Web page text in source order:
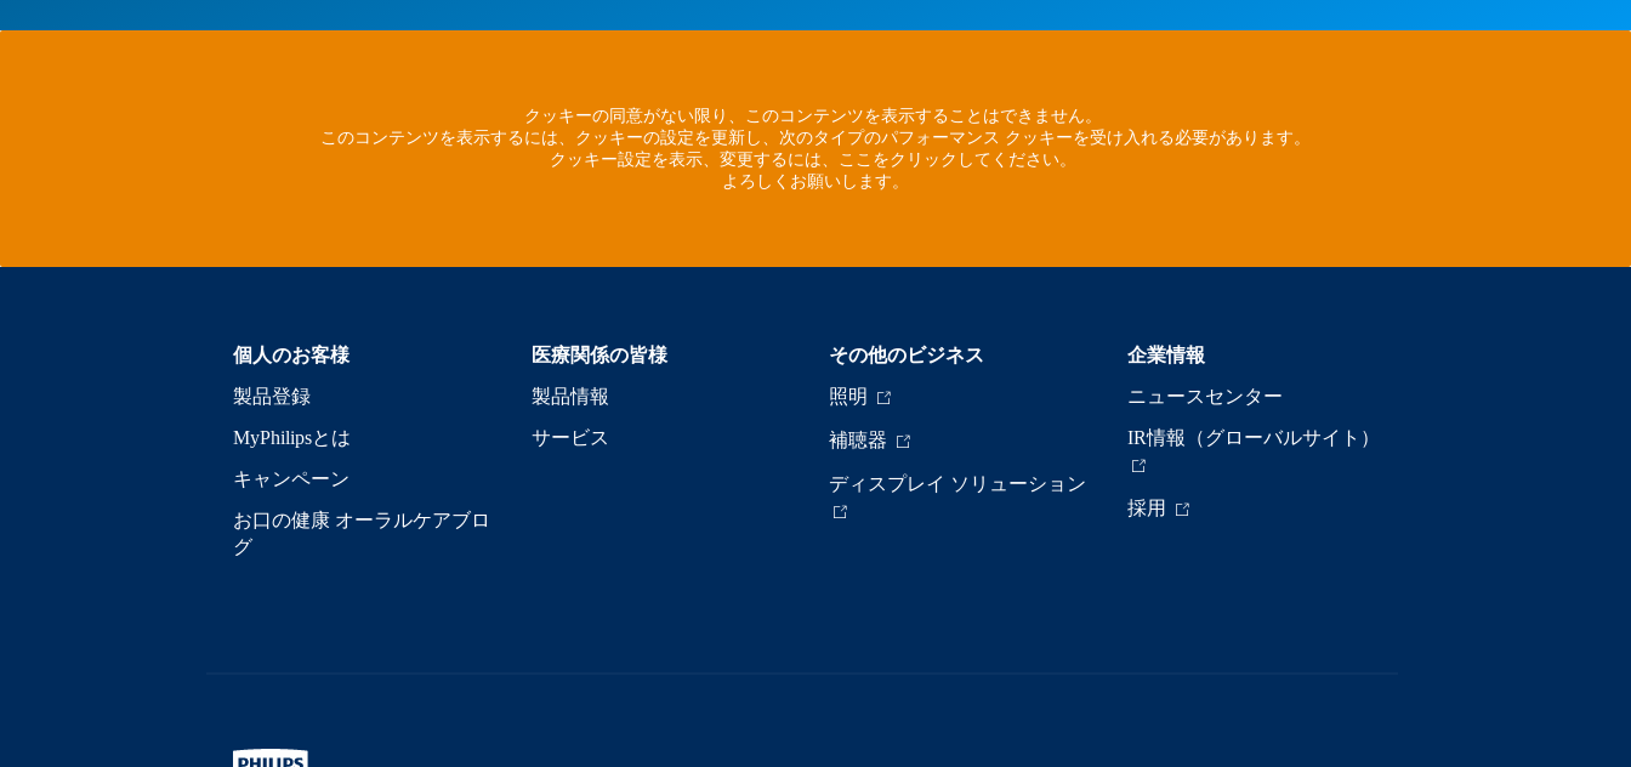
クッキーの同意がない限り、このコンテンツを表示することはできません。
このコンテンツを表示するには、クッキーの設定を更新し、次のタイプのパフォーマンス クッキーを受け入れる必要があります。
クッキー設定を表示、変更するには、ここをクリックしてください。
よろしくお願いします。
個人のお客様
製品登録
MyPhilipsとは
キャンペーン
お口の健康 オーラルケアブロ
グ
医療関係の皆様
製品情報
サービス
その他のビジネス
照明
補聴器
ディスプレイ ソリューション
企業情報
ニュースセンター
IR情報（グローバルサイト）
採用